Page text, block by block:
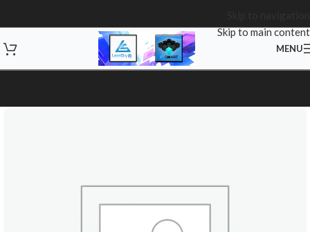
Skip to main content
MENU